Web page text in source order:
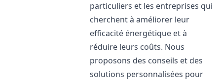
particuliers et les entreprises qui
cherchent à améliorer leur
efficacité énergétique et à
réduire leurs coûts. Nous
proposons des conseils et des
solutions personnalisées pour